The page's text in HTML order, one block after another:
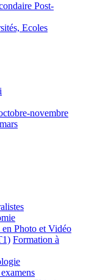
Post-
Ecoles
novembre
Photo et Vidéo
Formation à